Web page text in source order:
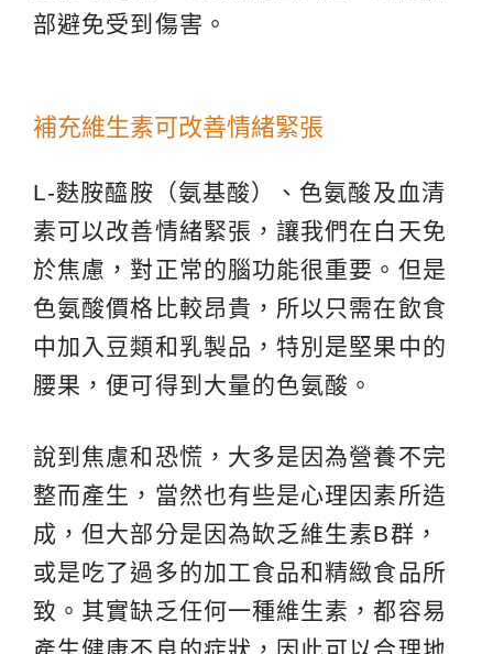
部避免受到傷害。
補充維生素可改善情緒緊張
L-麩胺醯胺（氨基酸）、色氨酸及血清
素可以改善情緒緊張，讓我們在白天免
於焦慮，對正常的腦功能很重要。但是
色氨酸價格比較昂貴，所以只需在飲食
中加入豆類和乳製品，特別是堅果中的
腰果，便可得到大量的色氨酸。
說到焦慮和恐慌，大多是因為營養不完
整而產生，當然也有些是心理因素所造
成，但大部分是因為缼乏維生素B群，
或是吃了過多的加工食品和精緻食品所
致。其實缺乏任何一種維生素，都容易